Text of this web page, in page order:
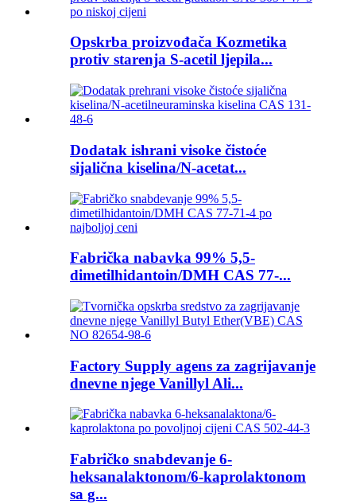
Opskrba proizvođača Kozmetika
protiv starenja S-acetil ljepila...
Dodatak ishrani visoke čistoće
sijalična kiselina/N-acetat...
Fabrička nabavka 99% 5,5-
dimetilhidantoin/DMH CAS 77-...
Factory Supply agens za zagrijavanje
dnevne njege Vanillyl Ali...
Fabričko snabdevanje 6-
heksanalaktonom/6-kaprolaktonom
sa g...